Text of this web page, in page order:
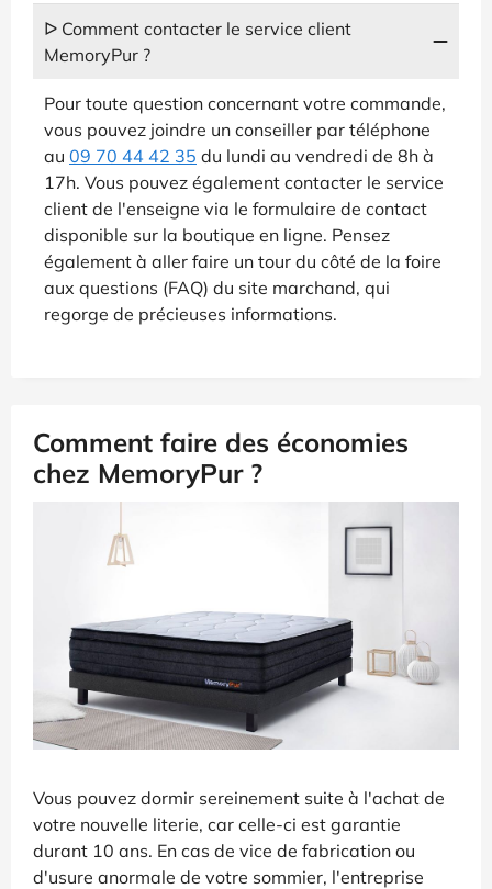
ᐅ Comment contacter le service client
MemoryPur ?
Pour toute question concernant votre commande,
vous pouvez joindre un conseiller par téléphone
au 09 70 44 42 35 du lundi au vendredi de 8h à
17h. Vous pouvez également contacter le service
client de l'enseigne via le formulaire de contact
disponible sur la boutique en ligne. Pensez
également à aller faire un tour du côté de la foire
aux questions (FAQ) du site marchand, qui
regorge de précieuses informations.
Comment faire des économies
chez MemoryPur ?
Vous pouvez dormir sereinement suite à l'achat de
votre nouvelle literie, car celle-ci est garantie
durant 10 ans. En cas de vice de fabrication ou
d'usure anormale de votre sommier, l'entreprise